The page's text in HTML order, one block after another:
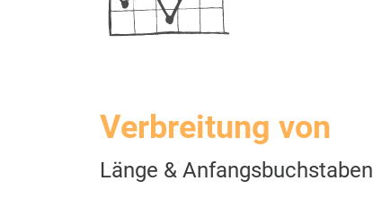
Verbreitung von
Länge & Anfangsbuchstaben